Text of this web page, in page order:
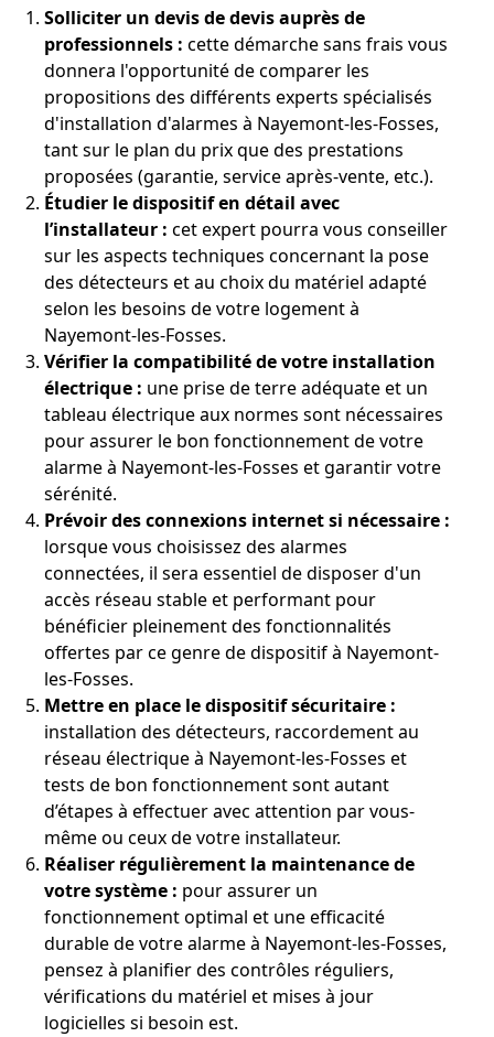
Solliciter un devis de devis auprès de
professionnels : cette démarche sans frais vous
donnera l'opportunité de comparer les
propositions des différents experts spécialisés
d'installation d'alarmes à Nayemont-les-Fosses,
tant sur le plan du prix que des prestations
proposées (garantie, service après-vente, etc.).
Étudier le dispositif en détail avec
l’installateur : cet expert pourra vous conseiller
sur les aspects techniques concernant la pose
des détecteurs et au choix du matériel adapté
selon les besoins de votre logement à
Nayemont-les-Fosses.
Vérifier la compatibilité de votre installation
électrique : une prise de terre adéquate et un
tableau électrique aux normes sont nécessaires
pour assurer le bon fonctionnement de votre
alarme à Nayemont-les-Fosses et garantir votre
sérénité.
Prévoir des connexions internet si nécessaire :
lorsque vous choisissez des alarmes
connectées, il sera essentiel de disposer d'un
accès réseau stable et performant pour
bénéficier pleinement des fonctionnalités
offertes par ce genre de dispositif à Nayemont-
les-Fosses.
Mettre en place le dispositif sécuritaire :
installation des détecteurs, raccordement au
réseau électrique à Nayemont-les-Fosses et
tests de bon fonctionnement sont autant
d’étapes à effectuer avec attention par vous-
même ou ceux de votre installateur.
Réaliser régulièrement la maintenance de
votre système : pour assurer un
fonctionnement optimal et une efficacité
durable de votre alarme à Nayemont-les-Fosses,
pensez à planifier des contrôles réguliers,
vérifications du matériel et mises à jour
logicielles si besoin est.